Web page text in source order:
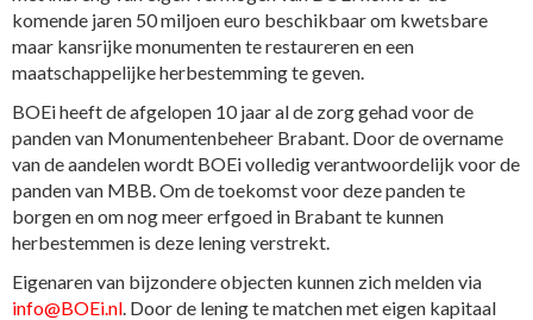
komende jaren 50 miljoen euro beschikbaar om kwetsbare
maar kansrijke monumenten te restaureren en een
maatschappelijke herbestemming te geven.
BOEi heeft de afgelopen 10 jaar al de zorg gehad voor de
panden van Monumentenbeheer Brabant. Door de overname
van de aandelen wordt BOEi volledig verantwoordelijk voor de
panden van MBB. Om de toekomst voor deze panden te
borgen en om nog meer erfgoed in Brabant te kunnen
herbestemmen is deze lening verstrekt.
Eigenaren van bijzondere objecten kunnen zich melden via
info@BOEi.nl. Door de lening te matchen met eigen kapitaal